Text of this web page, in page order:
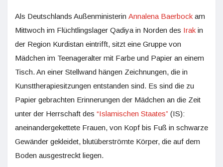
Als Deutschlands Außenministerin Annalena Baerbock am
Mittwoch im Flüchtlingslager Qadiya in Norden des Irak in
der Region Kurdistan eintrifft, sitzt eine Gruppe von
Mädchen im Teenageralter mit Farbe und Papier an einem
Tisch. An einer Stellwand hängen Zeichnungen, die in
Kunsttherapiesitzungen entstanden sind. Es sind die zu
Papier gebrachten Erinnerungen der Mädchen an die Zeit
unter der Herrschaft des “Islamischen Staates” (IS):
aneinandergekettete Frauen, von Kopf bis Fuß in schwarze
Gewänder gekleidet, blutüberströmte Körper, die auf dem
Boden ausgestreckt liegen.